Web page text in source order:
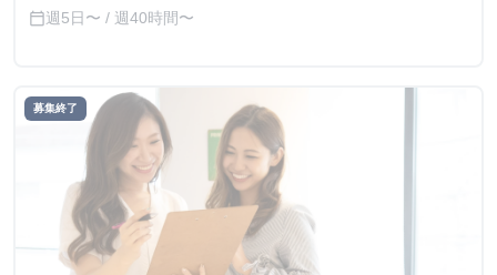
calendar_today週5日〜 / 週40時間〜
募集終了